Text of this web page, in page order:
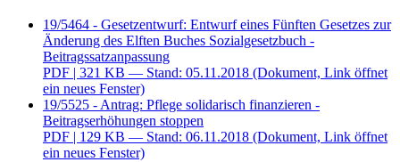
19/5464 - Gesetzentwurf: Entwurf eines Fünften Gesetzes zur
Änderung des Elften Buches Sozialgesetzbuch -
Beitragssatzanpassung
PDF | 321 KB — Stand: 05.11.2018 (Dokument, Link öffnet
ein neues Fenster)
19/5525 - Antrag: Pflege solidarisch finanzieren -
Beitragserhöhungen stoppen
PDF | 129 KB — Stand: 06.11.2018 (Dokument, Link öffnet
ein neues Fenster)